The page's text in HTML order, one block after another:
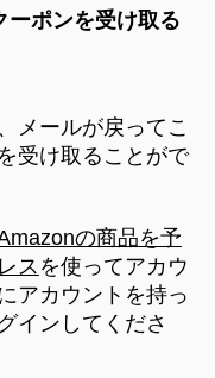
ーポンを受け取る
メールが戻ってこ
受け取ることがで
の商品を予
ス を使ってアカウ
アカウントを持っ
インしてくださ